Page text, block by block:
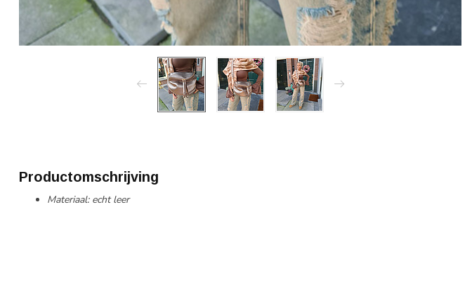
Productomschrijving
Materiaal: echt leer